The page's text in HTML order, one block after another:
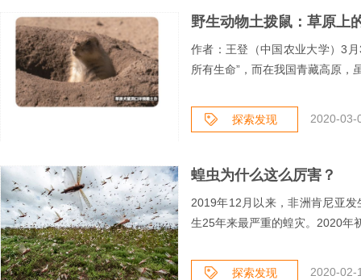
野生动物土拨鼠：草原上
作者：王登（中国农业大学）3
所有生命”，而在我国青藏高原，
探索发现 2020-03-
蝗虫为什么这么厉害？
2019年12月以来，非洲肯尼亚
生25年来最严重的蝗灾。2020年
探索发现 2020-02-